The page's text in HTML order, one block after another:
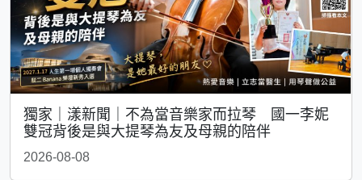
獨家｜漾新聞｜不為當音樂家而拉琴 國一李妮
雙冠背後是與大提琴為友及母親的陪伴
2026-08-08